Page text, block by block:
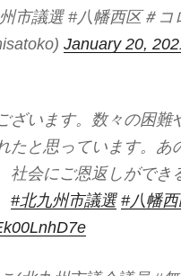
市議選 #八幡西区＃コ
January 20,
ざいます。数々の困難
たと思っています。あ
社会にご恩返しができ
#北九州市議選 #八幡